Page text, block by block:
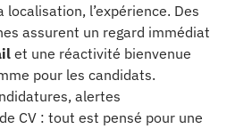
l’expérience. Des
assurent un regard immédiat
et une réactivité bienvenue
pour les candidats.
alertes
CV : tout est pensé pour une